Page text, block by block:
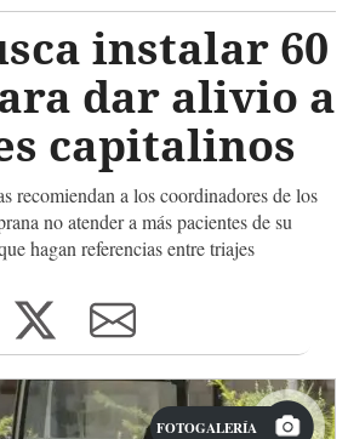
instalar 60
dar alivio a
capitalinos
recomiendan a los coordinadores de los
no atender a más pacientes de su
hagan referencias entre triajes
FOTOGALERÍA